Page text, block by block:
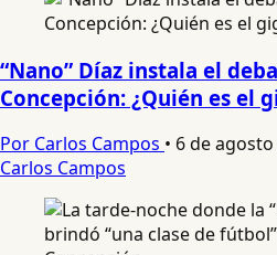
“Nano” Díaz instala el
Concepción: ¿Quién es el
Por Carlos Campos • 6 de agosto
Carlos Campos